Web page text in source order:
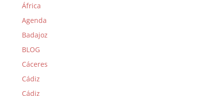
África
Agenda
Badajoz
BLOG
Cáceres
Cádiz
Cádiz